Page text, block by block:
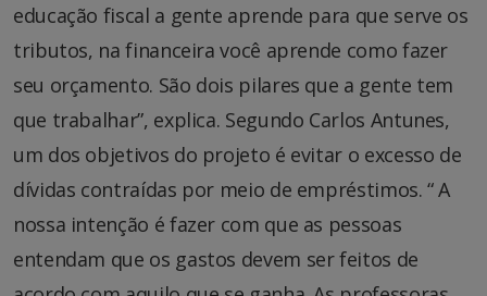
educação fiscal a gente aprende para que serve os
tributos, na financeira você aprende como fazer
seu orçamento. São dois pilares que a gente tem
que trabalhar”, explica. Segundo Carlos Antunes,
um dos objetivos do projeto é evitar o excesso de
dívidas contraídas por meio de empréstimos. “ A
nossa intenção é fazer com que as pessoas
entendam que os gastos devem ser feitos de